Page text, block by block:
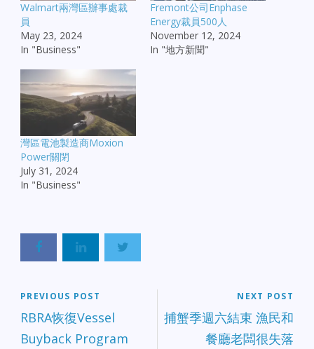
Walmart兩灣區辦事處裁
員
May 23, 2024
In "Business"
Fremont公司Enphase
Energy裁員500人
November 12, 2024
In "地方新聞"
灣區電池製造商Moxion
Power關閉
July 31, 2024
In "Business"
PREVIOUS POST
RBRA恢復Vessel
Buyback Program
NEXT POST
捕蟹季週六結束 漁民和
餐廳老闆很失落